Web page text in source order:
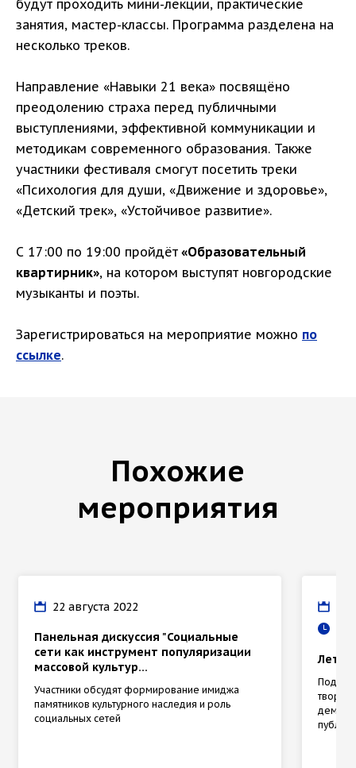
будут проходить мини-лекции, практические
занятия, мастер-классы. Программа разделена на
несколько треков.
Направление «Навыки 21 века» посвящёно
преодолению страха перед публичными
выступлениями, эффективной коммуникации и
методикам современного образования. Также
участники фестиваля смогут посетить треки
«Психология для души, «Движение и здоровье»,
«Детский трек», «Устойчивое развитие».
С 17:00 по 19:00 пройдёт «Образовательный
квартирник», на котором выступят новгородские
музыканты и поэты.
Зарегистрироваться на мероприятие можно по
ссылке.
Похожие
мероприятия
22 августа 2022
Панельная дискуссия "Социальные
сети как инструмент популяризации
массовой культур...
Участники обсудят формирование имиджа
памятников культурного наследия и роль
социальных сетей